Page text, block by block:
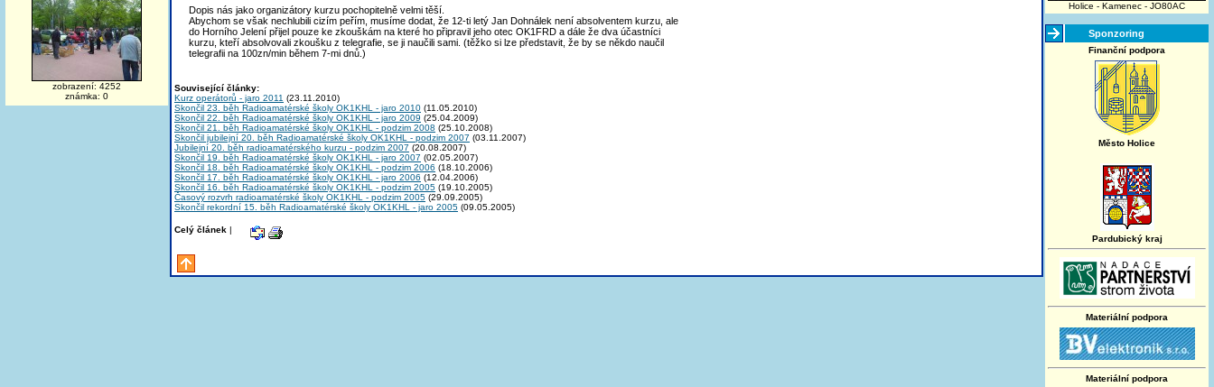
zobrazení: 4252
známka: 0
Dopis nás jako organizátory kurzu pochopitelně velmi těší.
Abychom se však nechlubili cizím peřím, musíme dodat, že 12-ti letý Jan Dohnálek není absolventem kurzu, ale
do Horního Jelení přijel pouze ke zkouškám na které ho připravil jeho otec OK1FRD a dále že dva účastníci
kurzu, kteří absolvovali zkoušku z telegrafie, se ji naučili sami. (těžko si lze představit, že by se někdo naučil
telegrafii na 100zn/min během 7-mi dnů.)
Související články:
Kurz operátorů - jaro 2011 (23.11.2010)
Skončil 23. běh Radioamatérské školy OK1KHL - jaro 2010 (11.05.2010)
Skončil 22. běh Radioamatérské školy OK1KHL - jaro 2009 (25.04.2009)
Skončil 21. běh Radioamatérské školy OK1KHL - podzim 2008 (25.10.2008)
Skončil jubilejní 20. běh Radioamatérské školy OK1KHL - podzim 2007 (03.11.2007)
Jubilejní 20. běh radioamatérského kurzu - podzim 2007 (20.08.2007)
Skončil 19. běh Radioamatérské školy OK1KHL - jaro 2007 (02.05.2007)
Skončil 18. běh Radioamatérské školy OK1KHL - podzim 2006 (18.10.2006)
Skončil 17. běh Radioamatérské školy OK1KHL - jaro 2006 (12.04.2006)
Skončil 16. běh Radioamatérské školy OK1KHL - podzim 2005 (19.10.2005)
Časový rozvrh radioamatérské školy OK1KHL - podzim 2005 (29.09.2005)
Skončil rekordní 15. běh Radioamatérské školy OK1KHL - jaro 2005 (09.05.2005)
Celý článek |
Holice - Kamenec - JO80AC
Sponzoring
Finanční podpora
Město Holice
Pardubický kraj
Materiální podpora
Materiální podpora